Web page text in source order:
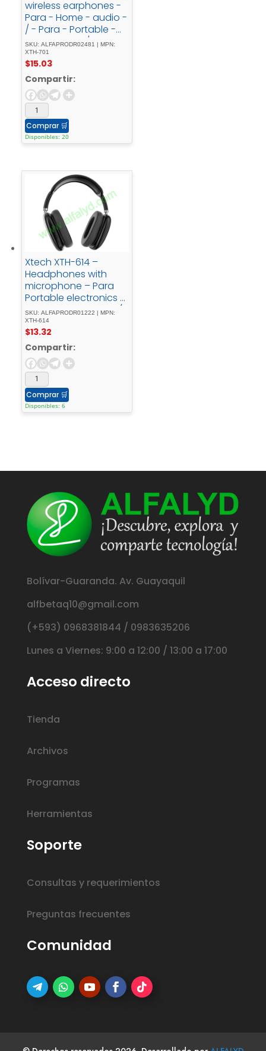
wireless earphones -
Para - Home - audio -
/ - Para - Portable -
electronics - / - Para -
Tablet - / - Para -
Cellular -
phoneWirelessXound
- W/Charging - Case
SKU: ALFAPRODR02481 | MPN:
XTH-701
$15.03
Compartir:
Comprar 🛒
Disponibles: 20
Xtech XTH-614 –
Headphones with
microphone – Para
Portable electronics /
Para Cellular phone /
Para Home audio -
WirelessAurax
SKU: ALFAPRODR01222 | MPN:
XTH-614
$13.32
Compartir:
Comprar 🛒
Disponibles: 6
Bolívar-Guaranda. Av. Guayaquil
alfbetaq10@gmail.com
(+593) 0968381844 / 0983635206
Lunes a Viernes: 9:00 a 12:00 / 13:00 a 17:00
Acceso directo
Tienda
Archivos
Programas
Herramientas
Soporte
Consultas y requerimientos
Preguntas frecuentes
Comunidad